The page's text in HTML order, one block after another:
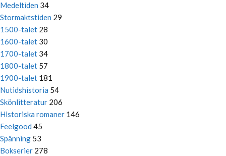
Medeltiden 34
Stormaktstiden 29
1500-talet 28
1600-talet 30
1700-talet 34
1800-talet 57
1900-talet 181
Nutidshistoria 54
Skönlitteratur 206
Historiska romaner 146
Feelgood 45
Spänning 53
Bokserier 278